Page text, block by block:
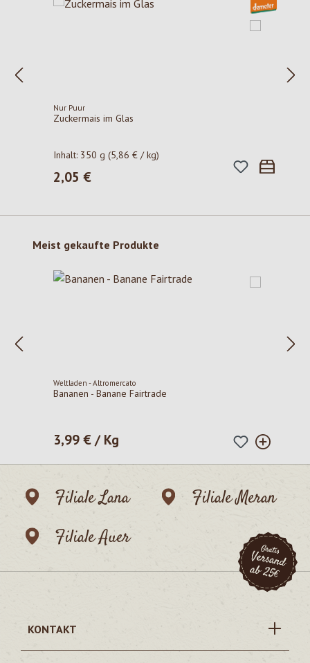
Nur Puur
Zuckermais im Glas
Inhalt: 350 g(5,86 € / kg)
Regulärer Preis:
2,05 €
Produktgalerie überspringen
Meist gekaufte Produkte
Weltladen - Altromercato
Bananen - Banane Fairtrade
Regulärer Preis:
3,99 € / Kg
Filiale Lana
Filiale Meran
Filiale Auer
KONTAKT